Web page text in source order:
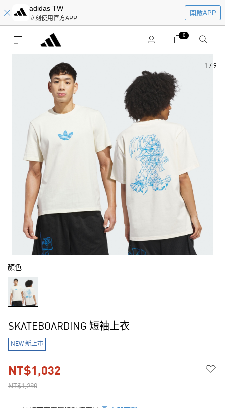
adidas TW
立刻使用官方APP
開啟APP
0
1 / 9
顏色
SKATEBOARDING 短袖上衣
NEW 新上市
NT$1,290
NT$1,032